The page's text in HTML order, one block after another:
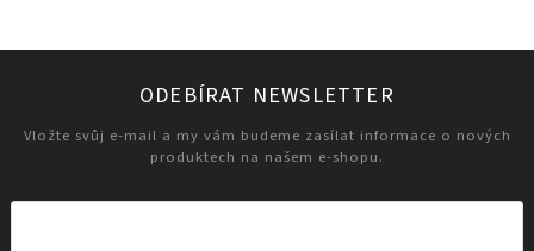
ODEBÍRAT NEWSLETTER
Vložte svůj e-mail a my vám budeme zasílat informace o nových
produktech na našem e-shopu.